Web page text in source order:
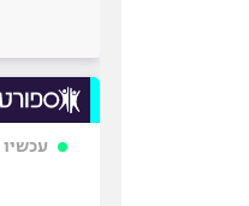
עכשיו